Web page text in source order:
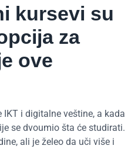
kursevi su
za
ove
i digitalne veštine, a kada
se dvoumio šta će studirati.
ali je želeo da uči više i